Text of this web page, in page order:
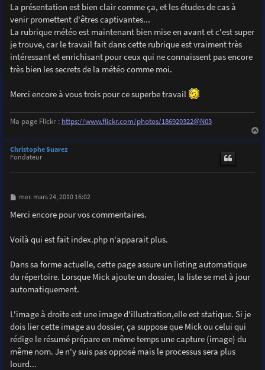
La présentation est bien clair comme ça, et les études de cas à
venir promettent d'êtres captivantes...
La rubrique météo est maintenant bien mise en avant et c'est super
je trouve, car le travail fait dans cette rubrique est vraiment très
intéressant et enrichisant pour ceux qui ne connaissent pas encore
très bien les secrets de la météo comme moi.
Merci encore à vous trois pour ce superbe travail
Ma page Flickr : https://www.flickr.com/photos/186920322@N03
Christophe Suarez
Fondateur
M
s
s
g
e
mer. mars 24, 2010 16:02
Merci encore pour vos commentaires.
Voilà qui est fait index.php n'apparait plus.
Dans sa forme actuelle, cette page assure un listing automatique
du répertoire. Lorsque Mick ajoute un dossier, la liste se met à jour
automatiquement.
L'image à droite est une image d'illustration,elle est statique. Si je
dois lier cette image au dossier, ça suppose que Mick ou celui qui
rédige le résumé prépare en même temps une capture (image) du
même nom. Je n'y suis pas opposé mais le processus sera plus
lourd...